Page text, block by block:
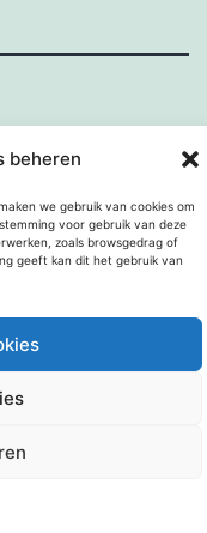
beheren
we gebruik van cookies om
voor gebruik van deze
zoals browsgedrag of
geeft kan dit het gebruik van
.